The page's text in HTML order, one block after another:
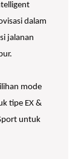
dalam
jalanan
mode
tipe EX &
untuk